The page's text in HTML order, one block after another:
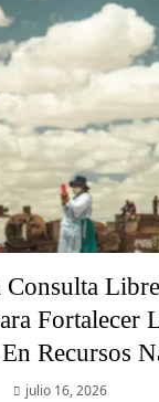
Fortalecer
Recursos
julio 16, 2026